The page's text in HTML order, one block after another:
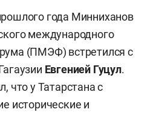
года Минниханов
международного
(ПМЭФ) встретился с
Евгенией Гуцул.
что у Татарстана с
исторические и